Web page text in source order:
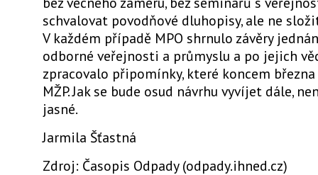
schvalovat povodňové dluhopisy, ale ne
V každém případě MPO shrnulo závěry
odborné veřejnosti a průmyslu a po jejich
zpracovalo připomínky, které koncem
MŽP. Jak se bude osud návrhu vyvíjet dále,
jasné.
Jarmila Šťastná
Zdroj: Časopis Odpady (odpady.ihned.cz)